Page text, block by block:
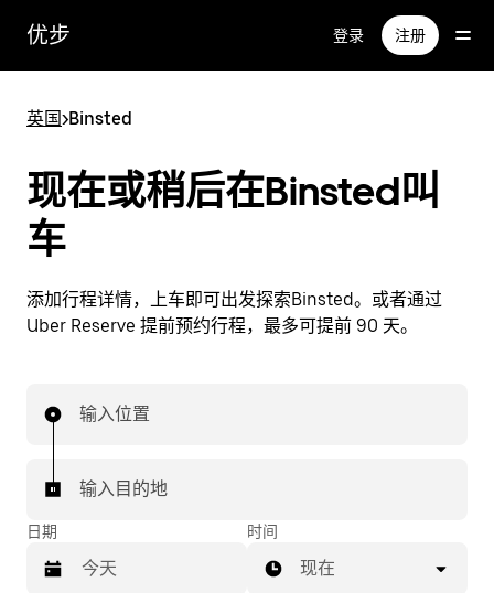
优步 登录 注册
英国>Binsted
现在或稍后在Binsted叫
车
添加行程详情，上车即可出发探索Binsted。或者通过
Uber Reserve 提前预约行程，最多可提前 90 天。
输入位置
输入目的地
日期 时间
现在